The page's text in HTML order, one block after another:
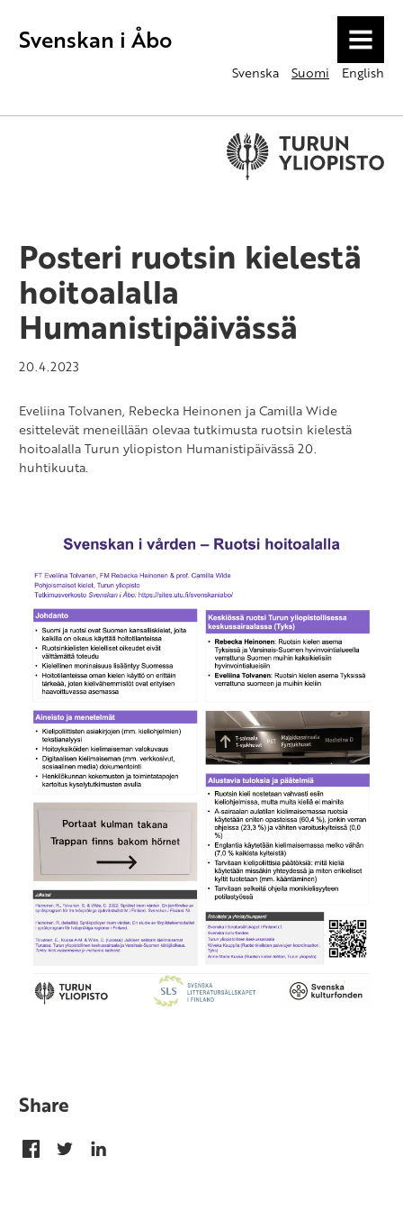
Svenskan i Åbo MENU
Svenska Suomi English
Posteri ruotsin kielestä
hoitoalalla
Humanistipäivässä
20.4.2023
Eveliina Tolvanen, Rebecka Heinonen ja Camilla Wide
esittelevät meneillään olevaa tutkimusta ruotsin kielestä
hoitoalalla Turun yliopiston Humanistipäivässä 20.
huhtikuuta.
Share